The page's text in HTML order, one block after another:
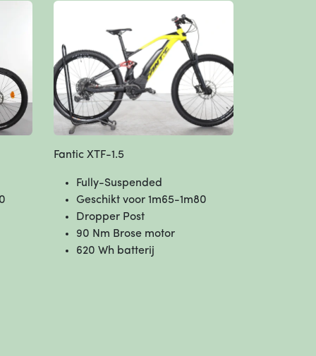
Fantic XTF-1.5
Fully-Suspended
Geschikt voor 1m65-1m80
Dropper Post
90 Nm Brose motor
620 Wh batterij